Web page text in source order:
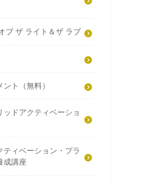
ブ ザ ライト＆ザ ラブ
ト（無料）
ッドアクティベーショ
ティベーション・プラ
成講座